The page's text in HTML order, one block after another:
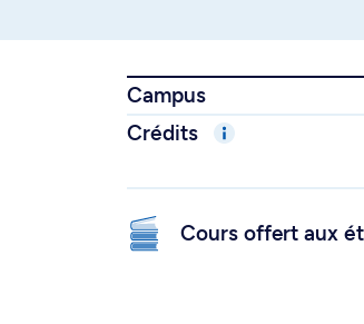
Campus
Crédits
Cours offert aux